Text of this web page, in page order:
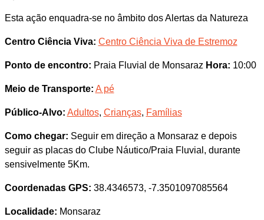
Esta ação enquadra-se no âmbito dos Alertas da Natureza
Centro Ciência Viva: Centro Ciência Viva de Estremoz
Ponto de encontro: Praia Fluvial de Monsaraz Hora: 10:00
Meio de Transporte: A pé
Público-Alvo: Adultos, Crianças, Famílias
Como chegar: Seguir em direção a Monsaraz e depois
seguir as placas do Clube Náutico/Praia Fluvial, durante
sensivelmente 5Km.
Coordenadas GPS: 38.4346573, -7.3501097085564
Localidade: Monsaraz